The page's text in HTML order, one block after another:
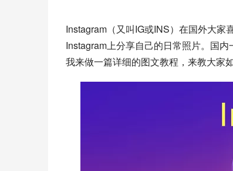
Instagram（又叫IG或INS）在国外大家
Instagram上分享自己的日常照片。国
我来做一篇详细的图文教程，来教大家